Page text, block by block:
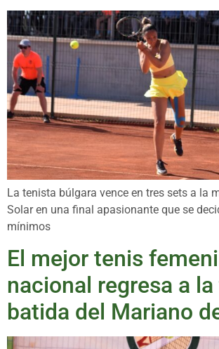
La tenista búlgara vence en tres sets a la
Solar en una final apasionante que se
mínimos
El mejor tenis
nacional regresa a
batida del Mariano